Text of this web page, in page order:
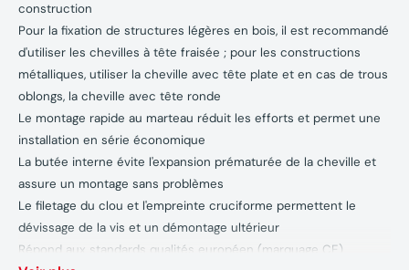
construction
Pour la fixation de structures légères en bois, il est recommandé
d'utiliser les chevilles à tête fraisée ; pour les constructions
métalliques, utiliser la cheville avec tête plate et en cas de trous
oblongs, la cheville avec tête ronde
Le montage rapide au marteau réduit les efforts et permet une
installation en série économique
La butée interne évite l'expansion prématurée de la cheville et
assure un montage sans problèmes
Le filetage du clou et l'empreinte cruciforme permettent le
dévissage de la vis et un démontage ultérieur
Répond aux standards qualités européen (marquage CE)